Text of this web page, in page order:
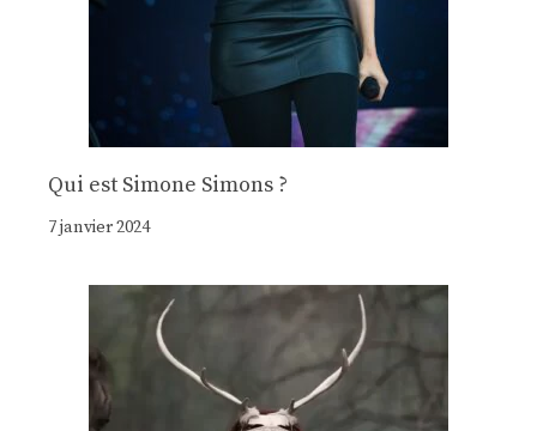
Qui est Simone Simons ?
7 janvier 2024